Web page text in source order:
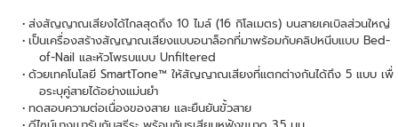
ส่งสัญญาณเสียงได้ไกลสุดถึง 10 ไมล์ (16 กิโลเมตร) บนสายเคเบิลส่วนใหญ่
เป็นเครื่องสร้างสัญญาณเสียงแบบอนาล็อกที่มาพร้อมกับคลิปหนีบแบบ Bed-
of-Nail และหัวโพรบแบบ Unfiltered
ด้วยเทคโนโลยี SmartTone™ ให้สัญญาณเสียงที่แตกต่างกันได้ถึง 5 แบบ เพื่
อระบุคู่สายได้อย่างแม่นยำ
ทดสอบความต่อเนื่องของสาย และยืนยันขั้วสาย